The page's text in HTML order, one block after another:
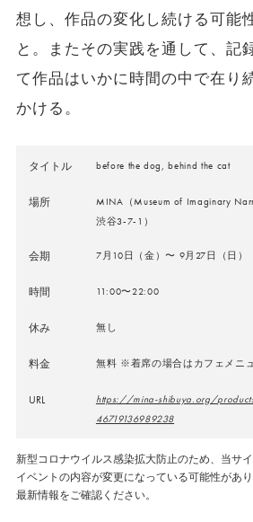
想し、作品の変化し続ける可能
と。またその実践を通して、記
て作品はいかに時間の中で在り
かける。
タイトル before the dog, behind the cat
場所
MINA（Museum of Imaginary
渋谷3-7-1）
会期 7月10日（金）〜 9月27日（日）
時間 11:00〜22:00
休み 無し
料金 無料 ※着席の場合はカフェメニ
URL
https://mina-shibuya.org/
46719136989238
新型コロナウイルス感染拡大防止のため、当サ
イベントの内容が変更になっている可能性があ
最新情報をご確認ください。